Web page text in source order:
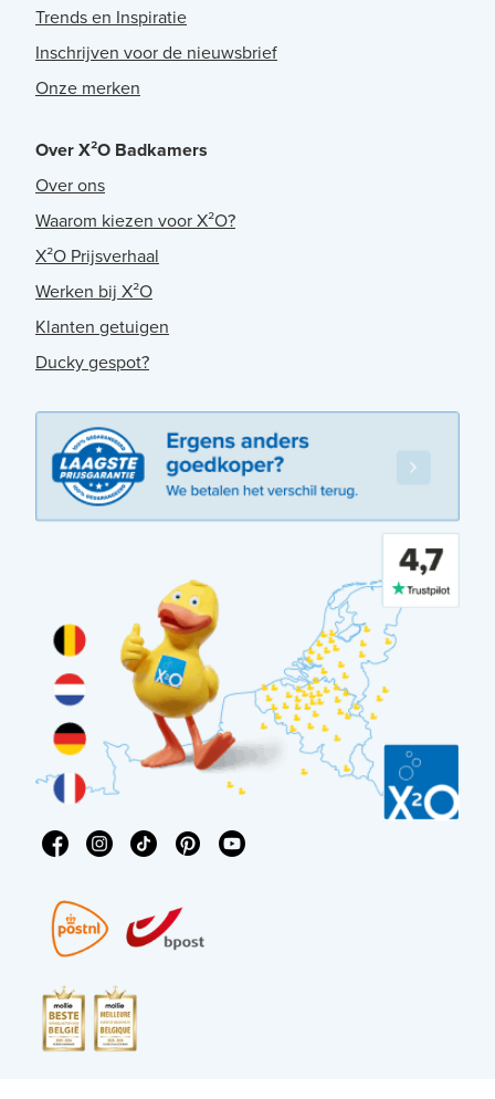
Trends en Inspiratie
Inschrijven voor de nieuwsbrief
Onze merken
Over X²O Badkamers
Over ons
Waarom kiezen voor X²O?
X²O Prijsverhaal
Werken bij X²O
Klanten getuigen
Ducky gespot?